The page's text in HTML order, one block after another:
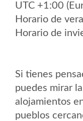
UTC +1:00
Horario de
Horario de
Si tienes
puedes mirar
alojamientos
pueblos